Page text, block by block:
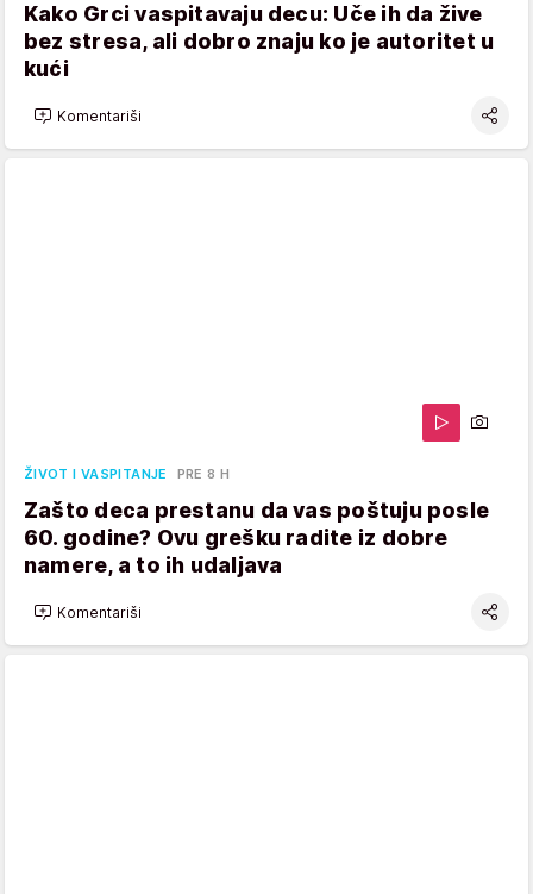
Kako Grci vaspitavaju decu: Uče ih da žive
bez stresa, ali dobro znaju ko je autoritet u
kući
Komentariši
ŽIVOT I VASPITANJE PRE 8 H
Zašto deca prestanu da vas poštuju posle
60. godine? Ovu grešku radite iz dobre
namere, a to ih udaljava
Komentariši